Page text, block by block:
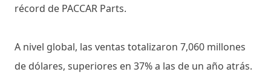
récord de PACCAR Parts.
A nivel global, las ventas totalizaron 7,060 millones
de dólares, superiores en 37% a las de un año atrás.